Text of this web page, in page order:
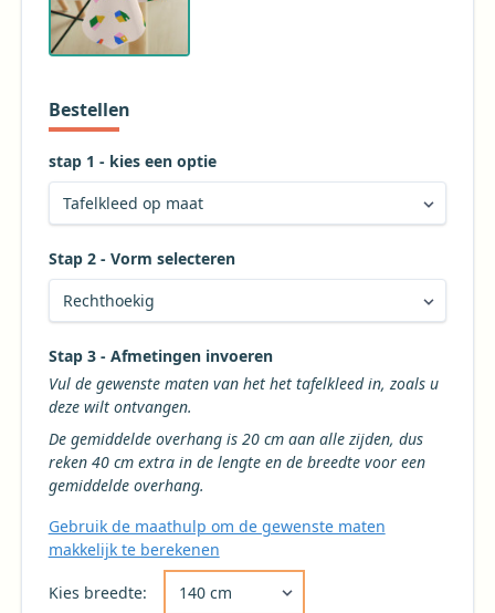
Bestellen
stap 1 - kies een optie
Stap 2 - Vorm selecteren
Kies de gewenste vorm voor uw tafelkleed
Stap 3 - Afmetingen invoeren
Vul de gewenste maten van het het tafelkleed in, zoals u
deze wilt ontvangen.
De gemiddelde overhang is 20 cm aan alle zijden, dus
reken 40 cm extra in de lengte en de breedte voor een
gemiddelde overhang.
Gebruik de maathulp om de gewenste maten
makkelijk te berekenen
Kies breedte: